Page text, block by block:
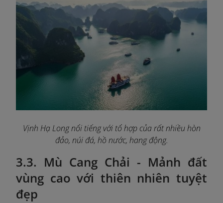
Vịnh Hạ Long nổi tiếng với tổ hợp của rất nhiều hòn
đảo, núi đá, hồ nước, hang động.
3.3. Mù Cang Chải - Mảnh đất
vùng cao với thiên nhiên tuyệt
đẹp